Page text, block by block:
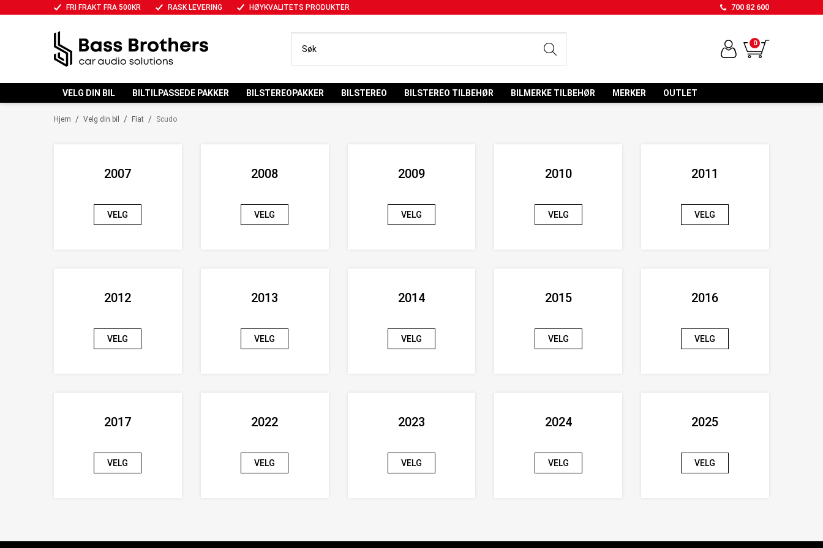
FRI FRAKT FRA 500KR RASK LEVERING HØYKVALITETS PRODUKTER 700 82 600
0
VELG DIN BIL BILTILPASSEDE PAKKER BILSTEREOPAKKER BILSTEREO BILSTEREO TILBEHØR BILMERKE TILBEHØR MERKER OUTLET
/
Hjem /
Velg din bil /
Fiat Scudo
2007
VELG
2008
VELG
2009
VELG
2010
VELG
2011
VELG
2012
VELG
2013
VELG
2014
VELG
2015
VELG
2016
VELG
2017
VELG
2022
VELG
2023
VELG
2024
VELG
2025
VELG